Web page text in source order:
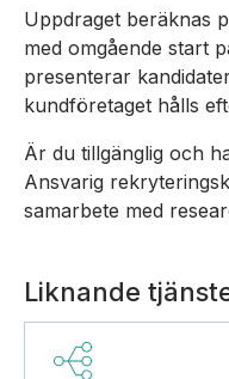
Uppdraget beräknas
med omgående start
presenterar
kundföretaget hålls
Är du tillgänglig och
Ansvarig
samarbete med
Liknande